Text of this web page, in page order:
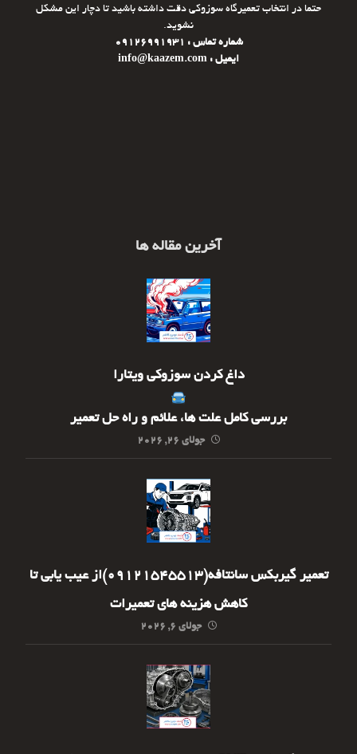
حتما در انتخاب تعمیرگاه سوزوکی دقت داشته باشید تا دچار این مشکل
نشوید.
شماره تماس : 09126991931
ایمیل : info@kaazem.com
آخرین مقاله ها
داغ کردن سوزوکی ویتارا
بررسی کامل علت ها، علائم و راه حل تعمیر
جولای ۲۶, ۲۰۲۶
تعمیر گیربکس سانتافه(09121545513)از عیب یابی تا
کاهش هزینه های تعمیرات
جولای ۶, ۲۰۲۶